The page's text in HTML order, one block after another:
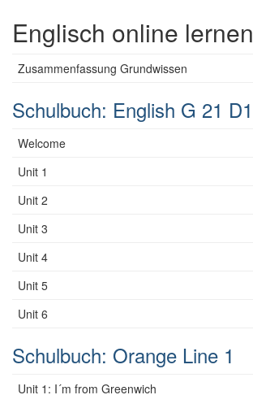
Englisch online lernen
Zusammenfassung Grundwissen
Schulbuch: English G 21 D1
Welcome
Unit 1
Unit 2
Unit 3
Unit 4
Unit 5
Unit 6
Schulbuch: Orange Line 1
Unit 1: I´m from Greenwich